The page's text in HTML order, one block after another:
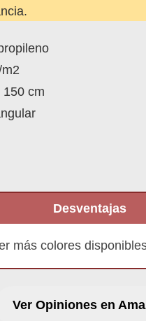
150 cm
Desventajas
más colores
Ver Opiniones en